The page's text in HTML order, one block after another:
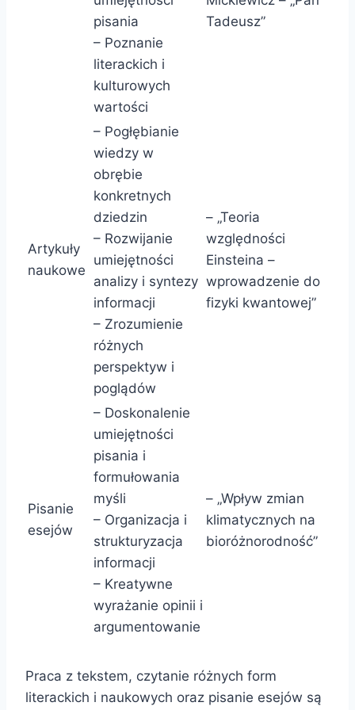
pisania
– Poznanie
literackich i
kulturowych
wartości
Tadeusz”
Artykuły
naukowe
– Pogłębianie
wiedzy w
obrębie
konkretnych
dziedzin
– Rozwijanie
umiejętności
analizy i syntezy
informacji
– Zrozumienie
różnych
perspektyw i
poglądów
– „Teoria
względności
Einsteina –
wprowadzenie do
fizyki kwantowej”
Pisanie
esejów
– Doskonalenie
umiejętności
pisania i
formułowania
myśli
– Organizacja i
strukturyzacja
informacji
– Kreatywne
wyrażanie opinii i
argumentowanie
– „Wpływ zmian
klimatycznych na
bioróżnorodność”
Praca z tekstem, czytanie różnych form
literackich i naukowych oraz pisanie esejów są